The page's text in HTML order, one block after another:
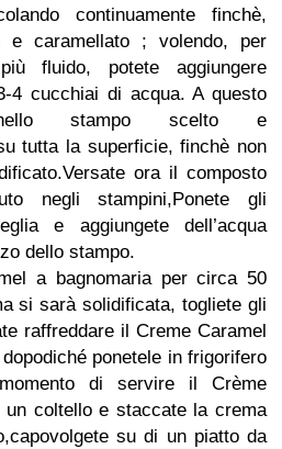
continuamente finchè,
e caramellato ; volendo, per
fluido, potete aggiungere
4 cucchiai di acqua. A questo
stampo scelto e
tutta la superficie, finchè non
ora il composto
negli stampini,Ponete gli
e aggiungete dell’acqua
dello stampo.
a bagnomaria per circa 50
si sarà solidificata, togliete gli
raffreddare il Creme Caramel
ponetele in frigorifero
di servire il Crème
un coltello e staccate la crema
su di un piatto da